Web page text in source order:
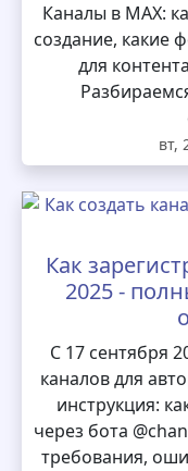
Каналы в MAX:
создание, какие
для
вт,
Как
2025 -
С 17 сентября
каналов для
инструкция:
через бота
требования,